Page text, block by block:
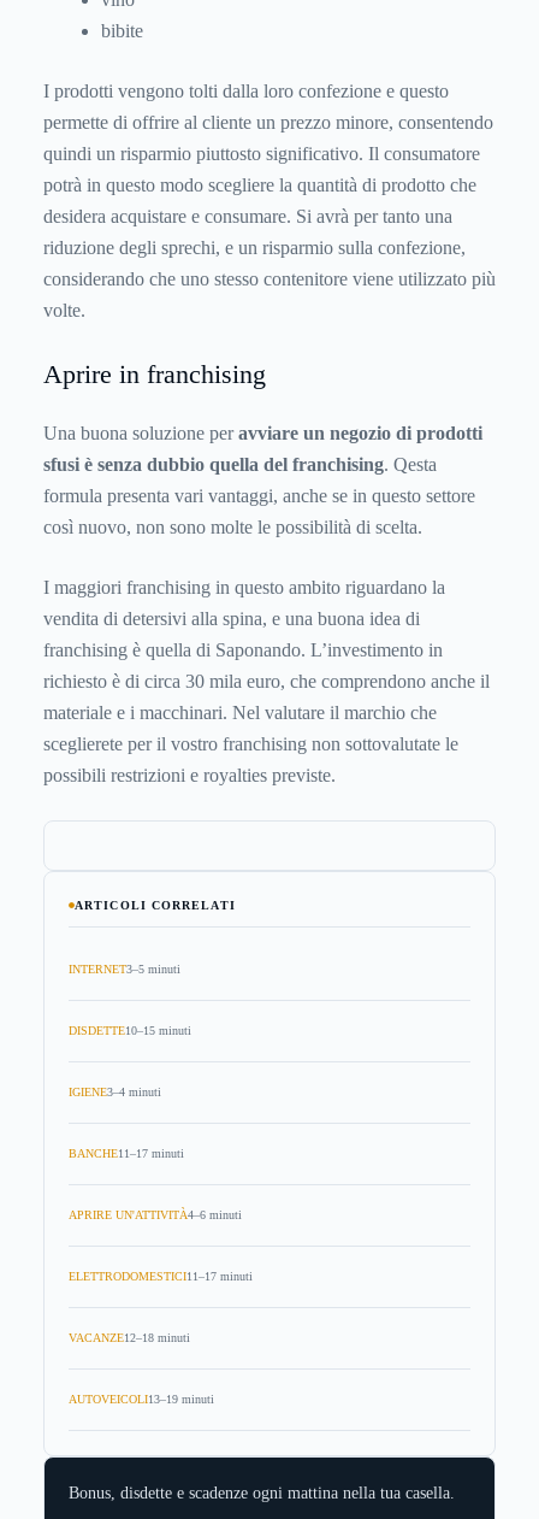
bibite
I prodotti vengono tolti dalla loro confezione e questo
permette di offrire al cliente un prezzo minore, consentendo
quindi un risparmio piuttosto significativo. Il consumatore
potrà in questo modo scegliere la quantità di prodotto che
desidera acquistare e consumare. Si avrà per tanto una
riduzione degli sprechi, e un risparmio sulla confezione,
considerando che uno stesso contenitore viene utilizzato più
volte.
Aprire in franchising
Una buona soluzione peravviare un negozio di prodotti
sfusi è senza dubbio quella del franchising. Qesta
formula presenta vari vantaggi, anche se in questo settore
così nuovo, non sono molte le possibilità di scelta.
I maggiori franchising in questo ambito riguardano la
vendita di detersivi alla spina, e una buona idea di
franchising è quella di Saponando. L’investimento in
richiesto è di circa 30 mila euro, che comprendono anche il
materiale e i macchinari. Nel valutare il marchio che
sceglierete per il vostro franchising non sottovalutate le
possibili restrizioni e royalties previste.
ARTICOLI CORRELATI
INTERNET3–5 minuti
DISDETTE10–15 minuti
IGIENE3–4 minuti
BANCHE11–17 minuti
APRIRE UN'ATTIVITÀ4–6 minuti
ELETTRODOMESTICI11–17 minuti
VACANZE12–18 minuti
AUTOVEICOLI13–19 minuti
Bonus, disdette e scadenze ogni mattina nella tua casella.